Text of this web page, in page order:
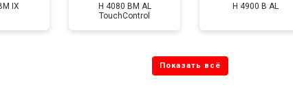
IX
H 4080 BM AL
TouchControl
H 4900 B AL